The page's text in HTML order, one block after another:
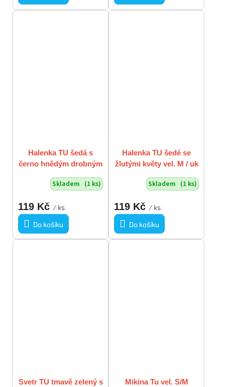
Halenka TU šedá s
černo hnědým drobným
M/L
Skladem (1 ks)
119 Kč / ks
Do košíku
Halenka TU šedé se
žlutými květy vel. M / uk
Skladem (1 ks)
119 Kč / ks
Do košíku
Svetr TU tmavě zelený s
Mikina Tu vel. S/M